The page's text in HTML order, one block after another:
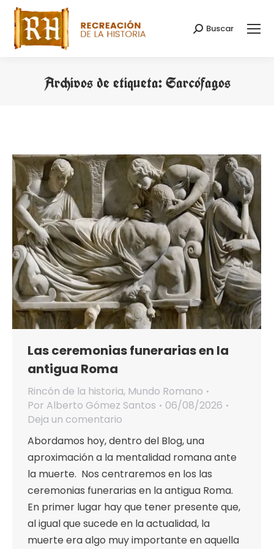
Buscar:
Buscar
Archivos de etiqueta:Sarcófagos
Las ceremonias funerarias en la
antigua Roma
Rincón de la historia, Mundo Romano
Por Alberto Gómez Santos
06/08/2026
Deja un comentario
Abordamos hoy, dentro del Blog, una
aproximación a la mentalidad romana ante
la muerte. Nos centraremos en los las
ceremonias funerarias en la antigua Roma.
En primer lugar hay que tener presente que,
al igual que sucede en la actualidad, la
muerte era algo muy importante en aquella